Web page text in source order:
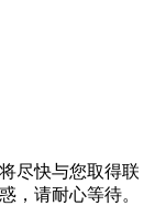
尽快与您取得联
，请耐心等待。